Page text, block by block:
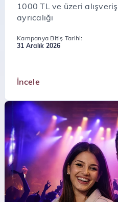
1000 TL ve üzeri
ayrıcalığı
Kampanya Bitiş Tarihi:
31 Aralık 2026
İncele